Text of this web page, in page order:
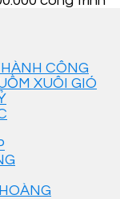
CÔNG
XUÔI GIÓ